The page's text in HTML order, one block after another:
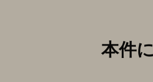
本件